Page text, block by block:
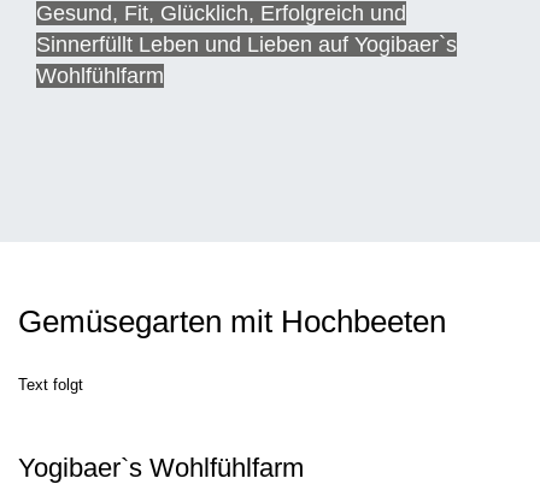
Gesund, Fit, Glücklich, Erfolgreich und
Sinnerfüllt Leben und Lieben auf Yogibaer`s
Wohlfühlfarm
Gemüsegarten mit Hochbeeten
Text folgt
Yogibaer`s Wohlfühlfarm